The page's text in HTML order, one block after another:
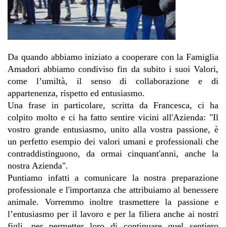
Da quando abbiamo iniziato a cooperare con la Famiglia
Amadori abbiamo condiviso fin da subito i suoi Valori,
come l’umiltà, il senso di collaborazione e di
appartenenza, rispetto ed entusiasmo.
Una frase in particolare, scritta da Francesca, ci ha
colpito molto e ci ha fatto sentire vicini all'Azienda: "Il
vostro grande entusiasmo, unito alla vostra passione, è
un perfetto esempio dei valori umani e professionali che
contraddistinguono, da ormai cinquant'anni, anche la
nostra Azienda".
Puntiamo infatti a comunicare la nostra preparazione
professionale e l'importanza che attribuiamo al benessere
animale. Vorremmo inoltre trasmettere la passione e
l’entusiasmo per il lavoro e per la filiera anche ai nostri